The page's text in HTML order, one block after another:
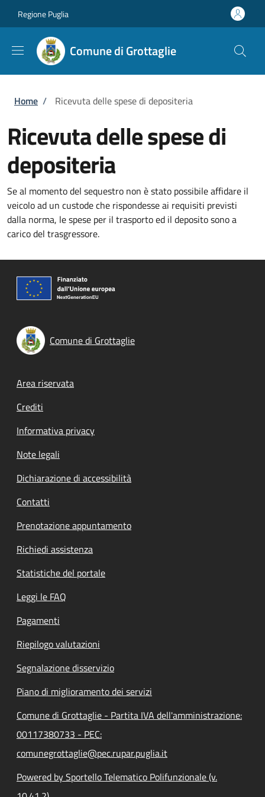
Regione Puglia
Comune di Grottaglie
Briciole di pane
Home / Ricevuta delle spese di depositeria
Ricevuta delle spese di
depositeria
Se al momento del sequestro non è stato possibile affidare il
veicolo ad un custode che rispondesse ai requisiti previsti
dalla norma, le spese per il trasporto ed il deposito sono a
carico del trasgressore.
Comune di Grottaglie
Footer menu
Area riservata
Crediti
Informativa privacy
Note legali
Dichiarazione di accessibilità
Contatti
Prenotazione appuntamento
Richiedi assistenza
Statistiche del portale
Leggi le FAQ
Pagamenti
Riepilogo valutazioni
Segnalazione disservizio
Piano di miglioramento dei servizi
Comune di Grottaglie - Partita IVA dell'amministrazione:
00117380733 - PEC:
comunegrottaglie@pec.rupar.puglia.it
Powered by Sportello Telematico Polifunzionale (v.